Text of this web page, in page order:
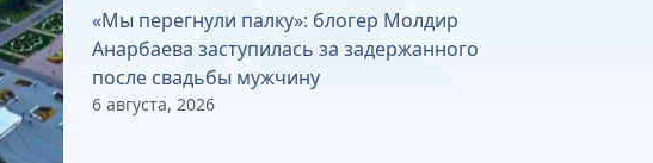
«Мы перегнули палку»: блогер Молдир
Анарбаева заступилась за задержанного
после свадьбы мужчину
6 августа, 2026